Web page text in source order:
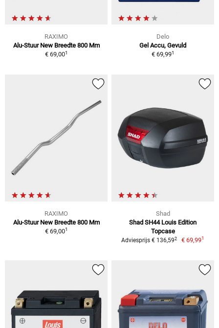
RAXIMO
Alu-Stuur New Breedte 800 Mm
€ 69,001
Delo
Gel Accu, Gevuld
€ 69,991
RAXIMO
Alu-Stuur New Breedte 800 Mm
€ 69,001
Shad
Shad SH44 Louis Edition
Topcase
Adviesprijs € 136,592 € 69,991